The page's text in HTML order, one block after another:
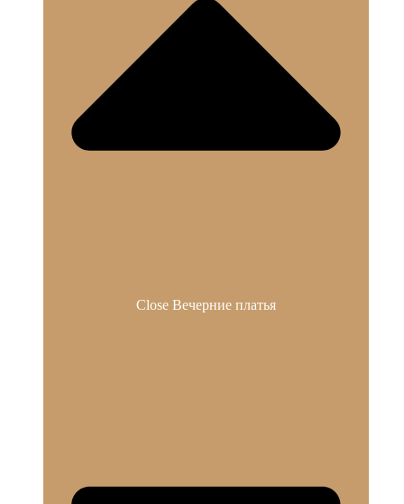
Close Вечерние платья